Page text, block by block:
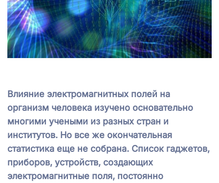
Влияние электромагнитных полей на
организм человека изучено основательно
многими учеными из разных стран и
институтов. Но все же окончательная
статистика еще не собрана. Список гаджетов,
приборов, устройств, создающих
электромагнитные поля, постоянно